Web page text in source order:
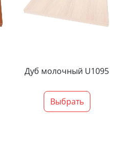
Дуб молочный U1095
Выбрать